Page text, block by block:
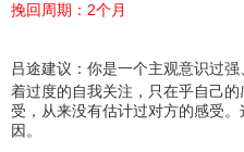
挽回周期：2个月
吕途建议： 你是一个主观意识过
着过度的自我关注，只在乎自己
受，从来没有估计过对方的感受
因。